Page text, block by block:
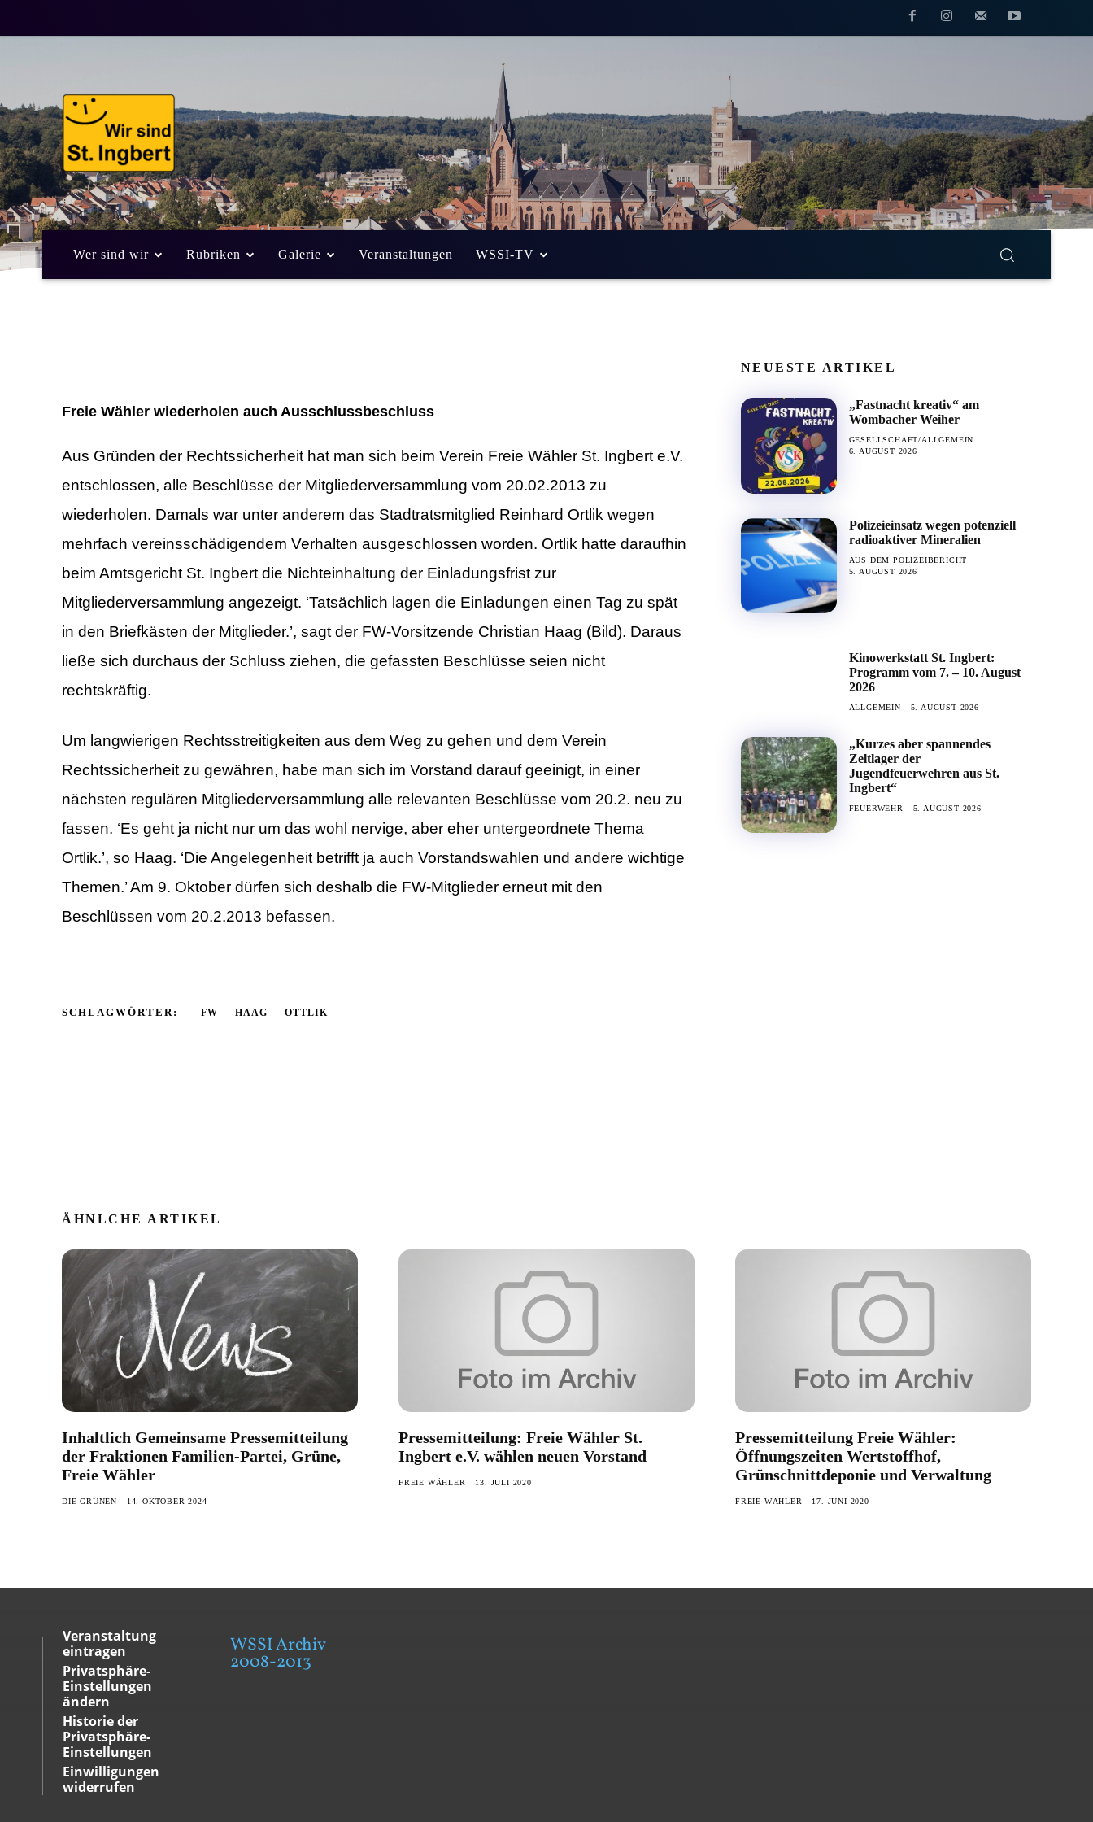
Wer sind wir Rubriken Galerie Veranstaltungen WSSI-TV
Rechtssicherheit geht vor
FREIE WÄHLER 2. Oktober 2013 Von Alexander Eich Weniger als eineMin. Lesezeit
Freie Wähler wiederholen auch Ausschlussbeschluss
Aus Gründen der Rechtssicherheit hat man sich beim Verein Freie Wähler St. Ingbert e.V.
entschlossen, alle Beschlüsse der Mitgliederversammlung vom 20.02.2013 zu
wiederholen. Damals war unter anderem das Stadtratsmitglied Reinhard Ortlik wegen
mehrfach vereinsschädigendem Verhalten ausgeschlossen worden. Ortlik hatte daraufhin
beim Amtsgericht St. Ingbert die Nichteinhaltung der Einladungsfrist zur
Mitgliederversammlung angezeigt. ‘Tatsächlich lagen die Einladungen einen Tag zu spät
in den Briefkästen der Mitglieder.’, sagt der FW-Vorsitzende Christian Haag (Bild). Daraus
ließe sich durchaus der Schluss ziehen, die gefassten Beschlüsse seien nicht
rechtskräftig.
Um langwierigen Rechtsstreitigkeiten aus dem Weg zu gehen und dem Verein
Rechtssicherheit zu gewähren, habe man sich im Vorstand darauf geeinigt, in einer
nächsten regulären Mitgliederversammlung alle relevanten Beschlüsse vom 20.2. neu zu
fassen. ‘Es geht ja nicht nur um das wohl nervige, aber eher untergeordnete Thema
Ortlik.’, so Haag. ‘Die Angelegenheit betrifft ja auch Vorstandswahlen und andere wichtige
Themen.’ Am 9. Oktober dürfen sich deshalb die FW-Mitglieder erneut mit den
Beschlüssen vom 20.2.2013 befassen.
SCHLAGWÖRTER: FW HAAG OTTLIK
NEUESTE ARTIKEL
„Fastnacht kreativ“ am
Wombacher Weiher
GESELLSCHAFT/ALLGEMEIN
6. AUGUST 2026
Polizeieinsatz wegen potenziell
radioaktiver Mineralien
AUS DEM POLIZEIBERICHT
5. AUGUST 2026
Kinowerkstatt St. Ingbert:
Programm vom 7. – 10. August
2026
ALLGEMEIN 5. AUGUST 2026
„Kurzes aber spannendes
Zeltlager der
Jugendfeuerwehren aus St.
Ingbert“
FEUERWEHR 5. AUGUST 2026
ÄHNLCHE ARTIKEL
Inhaltlich Gemeinsame Pressemitteilung
der Fraktionen Familien-Partei, Grüne,
Freie Wähler
DIE GRÜNEN 14. OKTOBER 2024
Pressemitteilung: Freie Wähler St.
Ingbert e.V. wählen neuen Vorstand
FREIE WÄHLER 13. JULI 2020
Pressemitteilung Freie Wähler:
Öffnungszeiten Wertstoffhof,
Grünschnittdeponie und Verwaltung
FREIE WÄHLER 17. JUNI 2020
Veranstaltung
eintragen
Privatsphäre-
Einstellungen
ändern
Historie der
Privatsphäre-
Einstellungen
Einwilligungen
widerrufen
WSSI Archiv
2008-2013